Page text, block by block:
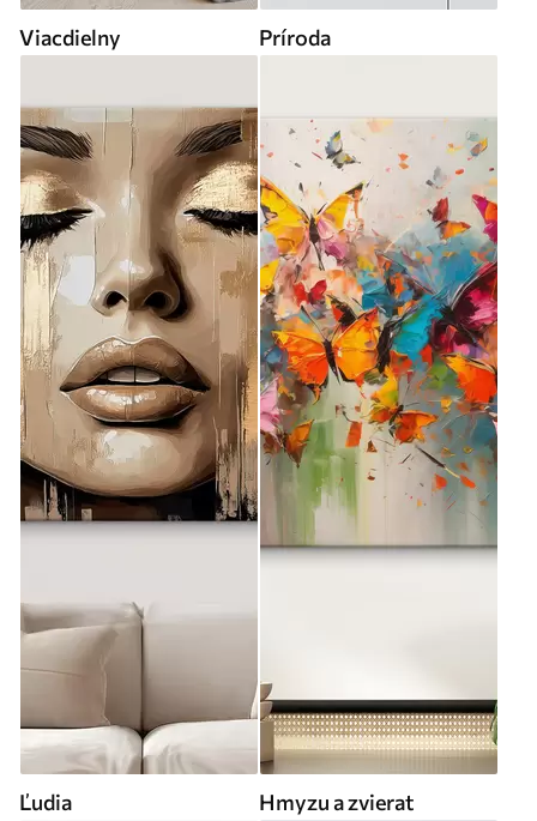
Viacdielny Príroda
Ľudia Hmyzu a zvierat